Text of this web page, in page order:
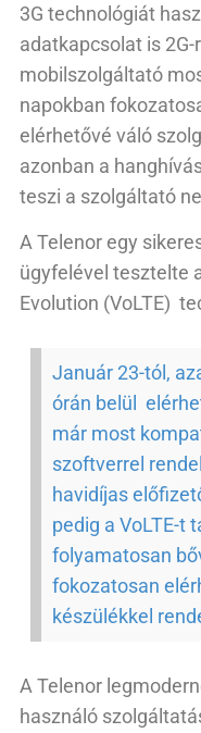
3G technológiát
adatkapcsolat is
mobilszolgáltató
napokban
elérhetővé váló
azonban a
teszi a szolgáltató
A Telenor egy
ügyfelével tesztelte
Evolution (VoLTE)
Január 23-tól,
órán belül
már most
szoftverrel
havidíjas
pedig a VoLTE-t
folyamatosan
fokozatosan
készülékkel
A Telenor
használó